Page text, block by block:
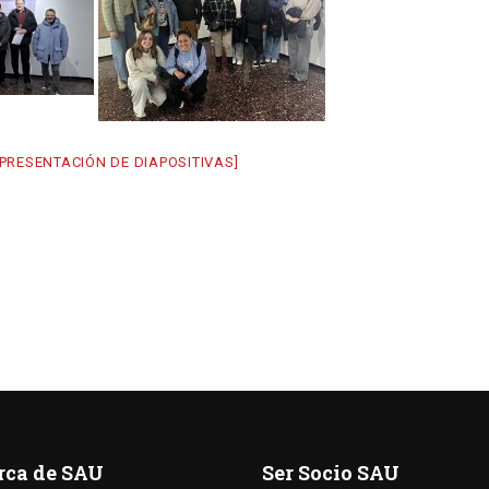
DE DIAPOSITIVAS]
de SAU Ser Socio SAU